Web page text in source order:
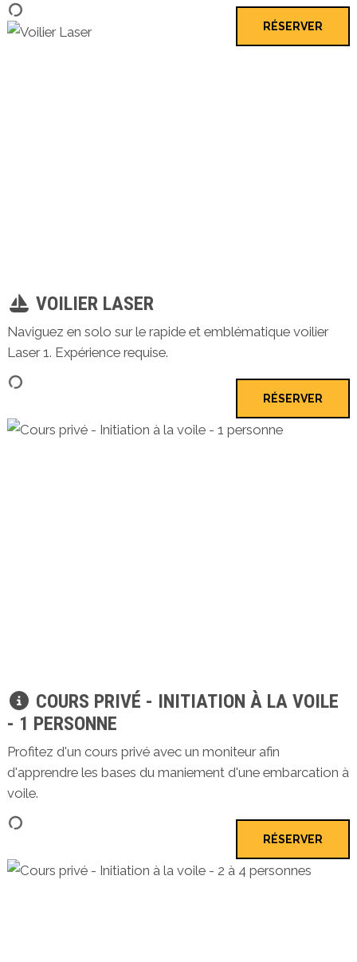
RÉSERVER
VOILIER LASER
Naviguez en solo sur le rapide et emblématique voilier
Laser 1. Expérience requise.
RÉSERVER
COURS PRIVÉ - INITIATION À LA VOILE
- 1 PERSONNE
Profitez d'un cours privé avec un moniteur afin
d'apprendre les bases du maniement d'une embarcation à
voile.
RÉSERVER